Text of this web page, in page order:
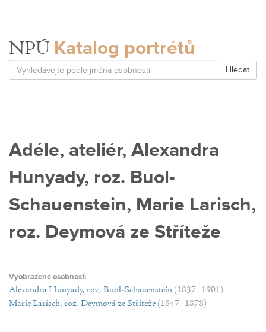
NPÚ Katalog portrétů
Hledat
Adéle, ateliér, Alexandra
Hunyady, roz. Buol-
Schauenstein, Marie Larisch,
roz. Deymová ze Stříteže
Vyobrazené osobnosti
Alexandra Hunyady, roz. Buol-Schauenstein (1837–1901)
Marie Larisch, roz. Deymová ze Stříteže (1847–1878)